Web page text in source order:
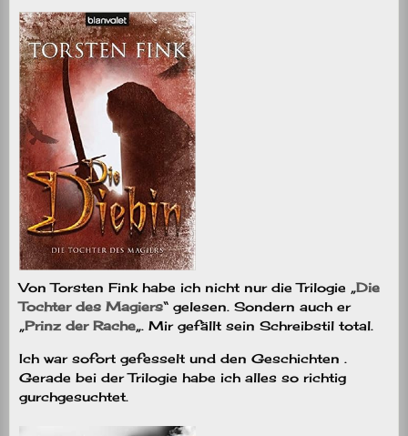
Von Torsten Fink habe ich nicht nur die Trilogie „Die
Tochter des Magiers“ gelesen. Sondern auch er
„Prinz der Rache„. Mir gefällt sein Schreibstil total.
Ich war sofort gefesselt und den Geschichten .
Gerade bei der Trilogie habe ich alles so richtig
gurchgesuchtet.